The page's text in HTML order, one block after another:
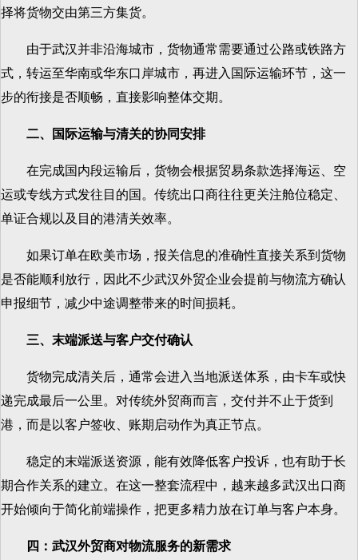
择将货物交由第三方集货。
由于武汉并非沿海城市，货物通常需要通过公路或铁路方
式，转运至华南或华东口岸城市，再进入国际运输环节，这一
步的衔接是否顺畅，直接影响整体交期。
二、国际运输与清关的协同安排
在完成国内段运输后，货物会根据贸易条款选择海运、空
运或专线方式发往目的国。传统出口商往往更关注舱位稳定、
单证合规以及目的港清关效率。
如果订单在欧美市场，报关信息的准确性直接关系到货物
是否能顺利放行，因此不少武汉外贸企业会提前与物流方确认
申报细节，减少中途调整带来的时间损耗。
三、末端派送与客户交付确认
货物完成清关后，通常会进入当地派送体系，由卡车或快
递完成最后一公里。对传统外贸商而言，交付并不止于货到
港，而是以客户签收、账期启动作为真正节点。
稳定的末端派送资源，能有效降低客户投诉，也有助于长
期合作关系的建立。在这一整套流程中，越来越多武汉出口商
开始倾向于简化前端操作，把更多精力放在订单与客户本身。
四：武汉外贸商对物流服务的新需求